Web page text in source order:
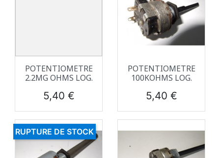
POTENTIOMETRE
2.2MG OHMS LOG.
Prix
5,40 €
POTENTIOMETRE
100KOHMS LOG.
Prix
5,40 €
RUPTURE DE STOCK